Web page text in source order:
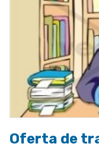
Oferta de